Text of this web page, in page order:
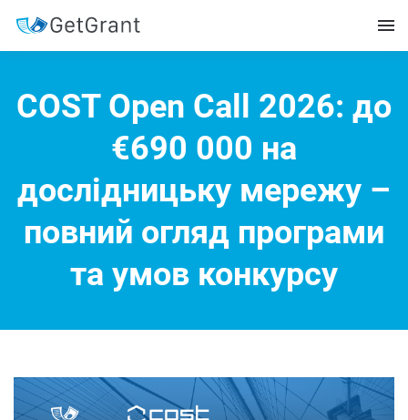
COST Open Call 2026: до
€690 000 на
дослідницьку мережу –
повний огляд програми
та умов конкурсу